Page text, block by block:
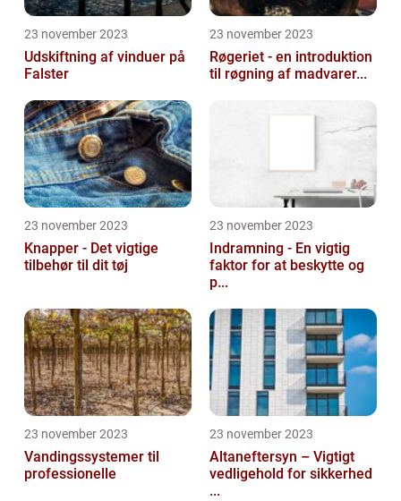
23 november 2023
Udskiftning af vinduer på
Falster
23 november 2023
Røgeriet - en introduktion
til røgning af madvarer...
23 november 2023
Knapper - Det vigtige
tilbehør til dit tøj
23 november 2023
Indramning - En vigtig
faktor for at beskytte og
p...
23 november 2023
Vandingssystemer til
professionelle
23 november 2023
Altaneftersyn – Vigtigt
vedligehold for sikkerhed
...